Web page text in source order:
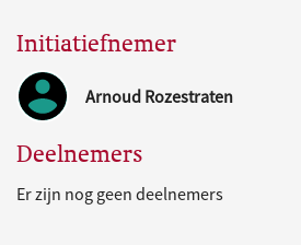
Initiatiefnemer
Arnoud Rozestraten
Deelnemers
Er zijn nog geen deelnemers